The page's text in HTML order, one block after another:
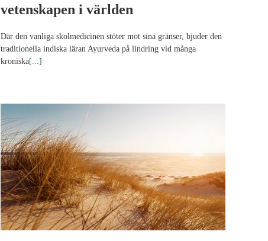
vetenskapen i världen
Där den vanliga skolmedicinen stöter mot sina gränser, bjuder den
traditionella indiska läran Ayurveda på lindring vid många
kroniska[...]